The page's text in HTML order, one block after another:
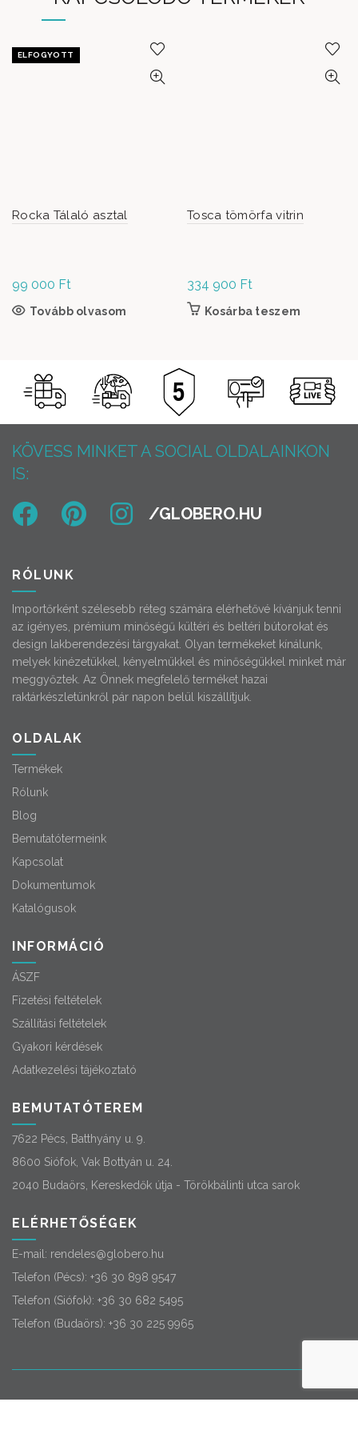
ELFOGYOTT
Rocka Tálaló asztal
99 000 Ft
Tovább olvasom
Tosca tömörfa vitrin
334 900 Ft
Kosárba teszem
KÖVESS MINKET A SOCIAL OLDALAINKON
IS:
RÓLUNK
Importőrként szélesebb réteg számára elérhetővé kívánjuk tenni
az igényes, prémium minőségű kültéri és beltéri bútorokat és
design lakberendezési tárgyakat. Olyan termékeket kínálunk,
melyek kinézetükkel, kényelmükkel és minőségükkel minket már
meggyőztek. Az Önnek megfelelő terméket hazai
raktárkészletünkről pár napon belül kiszállítjuk.
OLDALAK
Termékek
Rólunk
Blog
Bemutatótermeink
Kapcsolat
Dokumentumok
Katalógusok
INFORMÁCIÓ
ÁSZF
Fizetési feltételek
Szállítási feltételek
Gyakori kérdések
Adatkezelési tájékoztató
BEMUTATÓTEREM
7622 Pécs, Batthyány u. 9.
8600 Siófok, Vak Bottyán u. 24.
2040 Budaörs, Kereskedők útja - Törökbálinti utca sarok
ELÉRHETŐSÉGEK
E-mail: rendeles@globero.hu
Telefon (Pécs): +36 30 898 9547
Telefon (Siófok): +36 30 682 5495
Telefon (Budaörs): +36 30 225 9965